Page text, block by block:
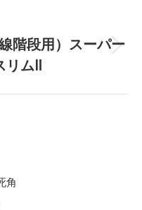
階段用）スーパー
リムⅡ
角